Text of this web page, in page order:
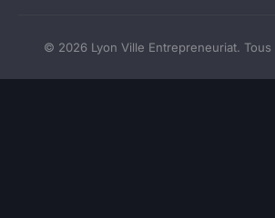
© 2026 Lyon Ville Entrepreneuriat.